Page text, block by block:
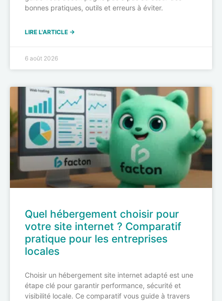
bonnes pratiques, outils et erreurs à éviter.
LIRE L'ARTICLE →
6 août 2026
Quel hébergement choisir pour
votre site internet ? Comparatif
pratique pour les entreprises
locales
Choisir un hébergement site internet adapté est une
étape clé pour garantir performance, sécurité et
visibilité locale. Ce comparatif vous guide à travers